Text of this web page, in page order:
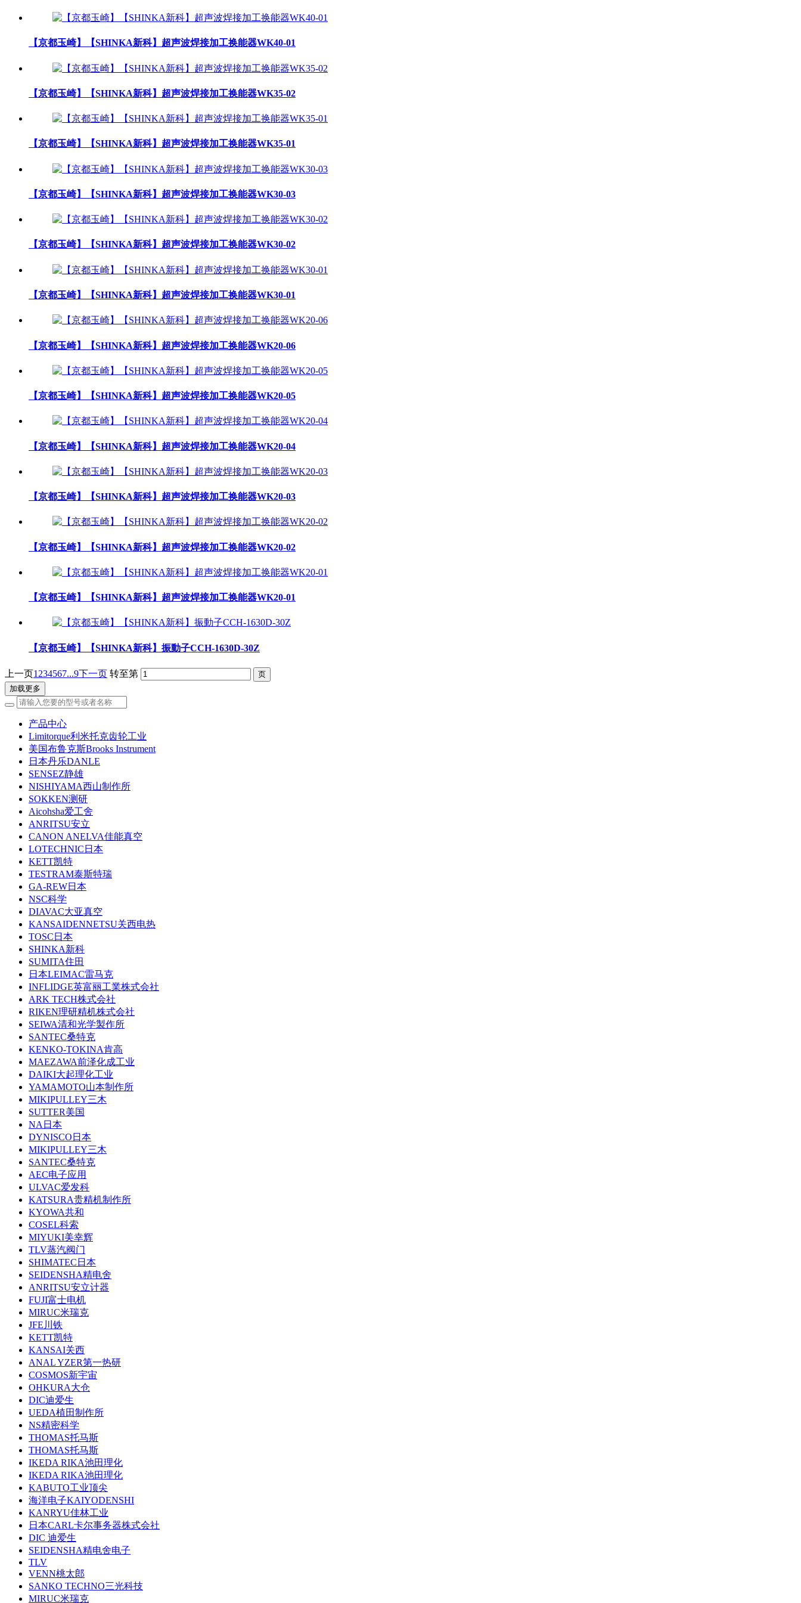
【京都玉崎】【SHINKA新科】超声波焊接加工换能器WK40-01
【京都玉崎】【SHINKA新科】超声波焊接加工换能器WK35-02
【京都玉崎】【SHINKA新科】超声波焊接加工换能器WK35-01
【京都玉崎】【SHINKA新科】超声波焊接加工换能器WK30-03
【京都玉崎】【SHINKA新科】超声波焊接加工换能器WK30-02
【京都玉崎】【SHINKA新科】超声波焊接加工换能器WK30-01
【京都玉崎】【SHINKA新科】超声波焊接加工换能器WK20-06
【京都玉崎】【SHINKA新科】超声波焊接加工换能器WK20-05
【京都玉崎】【SHINKA新科】超声波焊接加工换能器WK20-04
【京都玉崎】【SHINKA新科】超声波焊接加工换能器WK20-03
【京都玉崎】【SHINKA新科】超声波焊接加工换能器WK20-02
【京都玉崎】【SHINKA新科】超声波焊接加工换能器WK20-01
【京都玉崎】【SHINKA新科】振動子CCH-1630D-30Z
上一页1 234567...9下一页 转至第
加载更多
产品中心
Limitorque利米托克齿轮工业
美国布鲁克斯Brooks Instrument
日本丹乐DANLE
SENSEZ静雄
NISHIYAMA西山制作所
SOKKEN测研
Aicohsha爱工舍
ANRITSU安立
CANON ANELVA佳能真空
LOTECHNIC日本
KETT凯特
TESTRAM泰斯特瑞
GA-REW日本
NSC科学
DIAVAC大亚真空
KANSAIDENNETSU关西电热
TOSC日本
SHINKA新科
SUMITA住田
日本LEIMAC雷马克
INFLIDGE英富丽工業株式会社
ARK TECH株式会社
RIKEN理研精机株式会社
SEIWA清和光学製作所
SANTEC桑特克
KENKO-TOKINA肯高
MAEZAWA前泽化成工业
DAIKI大起理化工业
YAMAMOTO山本制作所
MIKIPULLEY三木
SUTTER美国
NA日本
DYNISCO日本
MIKIPULLEY三木
SANTEC桑特克
AEC电子应用
ULVAC爱发科
KATSURA贵精机制作所
KYOWA共和
COSEL科索
MIYUKI美幸辉
TLV蒸汽阀门
SHIMATEC日本
SEIDENSHA精电舍
ANRITSU安立计器
FUJI富士电机
MIRUC米瑞克
JFE川铁
KETT凯特
KANSAI关西
ANAL YZER第一热研
COSMOS新宇宙
OHKURA大仓
DIC迪爱生
UEDA植田制作所
NS精密科学
THOMAS托马斯
THOMAS托马斯
IKEDA RIKA池田理化
IKEDA RIKA池田理化
KABUTO工业顶尖
海洋电子KAIYODENSHI
KANRYU佳林工业
日本CARL卡尔事务器株式会社
DIC 迪爱生
SEIDENSHA精电舍电子
TLV
VENN桃太郎
SANKO TECHNO三光科技
MIRUC米瑞克